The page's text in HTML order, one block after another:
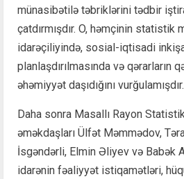
münasibətilə təbriklərini tədbir
çatdırmışdır. O, həmçinin statistik
idarəçiliyində, sosial-iqtisadi
planlaşdırılmasında və qərarların
əhəmiyyət daşıdığını vurğulamışdır.
Daha sonra Masallı Rayon
əməkdaşları Ülfət Məmmədov,
İsgəndərli, Elmin Əliyev və Babək
idarənin fəaliyyət istiqamətləri,